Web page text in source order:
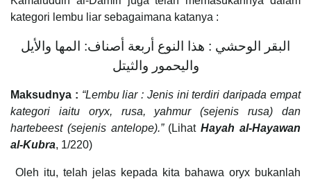
kategori lembu liar sebagaimana katanya :
البقر الوحشي : هذا النوع أربعة أصناف: المها والأيل
واليحمور والثيتل
Maksudnya : “Lembu liar : Jenis ini terdiri daripada empat
kategori iaitu oryx, rusa, yahmur (sejenis rusa) dan
hartebeest (sejenis antelope).”(LihatHayah al-Hayawan
al-Kubra, 1/220)
Oleh itu, telah jelas kepada kita bahawa oryx bukanlah